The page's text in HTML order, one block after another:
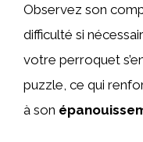
Observez son
difficulté si
votre perroquet
puzzle, ce qui
à son